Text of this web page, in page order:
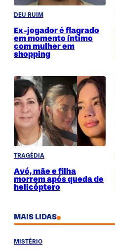
DEU RUIM
Ex-jogador é flagrado
em momento íntimo
com mulher em
shopping
TRAGÉDIA
Avó, mãe e filha
morrem após queda de
helicóptero
MAIS LIDAS
MISTÉRIO